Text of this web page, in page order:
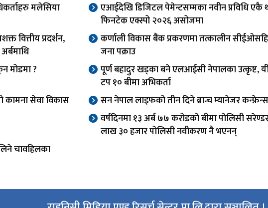
मलेसिया
एआईदेखि डिजिटल पेमेन्टसम्मका नवीन प्रविधि एकै
फिनटेक एक्स्पो २०२६ असोजमा
वित्तीय प्रदर्शन,
कर्णाली विकास बैंक प्रकरणमा तत्कालीन
जना पक्राउ
मोडमा ?
पूर्ण बहादुर खड्का बने एलआईसी नेपालका उत्कृष्ट,
टप १० बीमा अभिकर्ता
कामना सेवा विकास
सन नेपाल लाइफको तीन दिने ब्रान्च म्यानेजर
वर्षदिनमा १३ अर्ब ७७ करोडको बीमा पोलिसी
लाख ३० हजार पोलिसी नवीकरण नै भएनन्
चावहिलका